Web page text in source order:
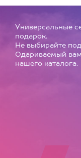
Универсальные
подарок.
Не выбирайте
Одариваемый
нашего каталога.